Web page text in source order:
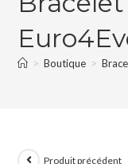
> Boutique >
Produit précédent